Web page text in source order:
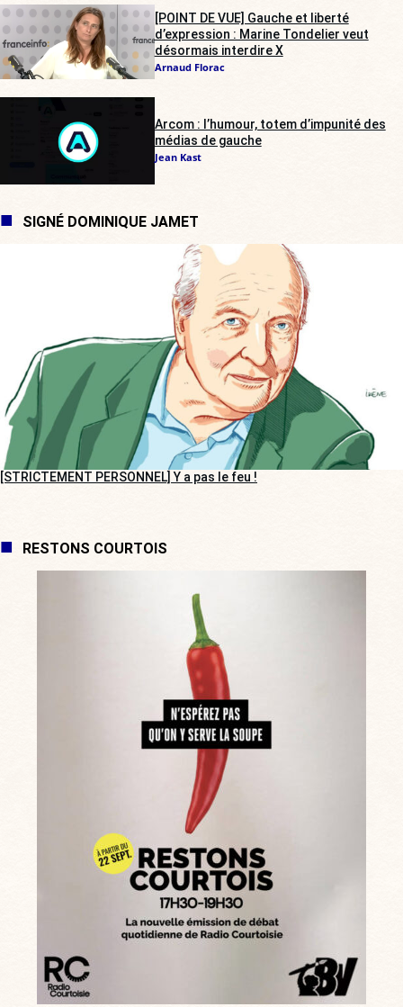
[POINT DE VUE] Gauche et liberté
d’expression : Marine Tondelier veut
désormais interdire X
Arnaud Florac
Arcom : l’humour, totem d’impunité des
médias de gauche
Jean Kast
SIGNÉ DOMINIQUE JAMET
[STRICTEMENT PERSONNEL] Y a pas le feu !
RESTONS COURTOIS